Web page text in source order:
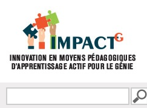
FORMULAIRE DE